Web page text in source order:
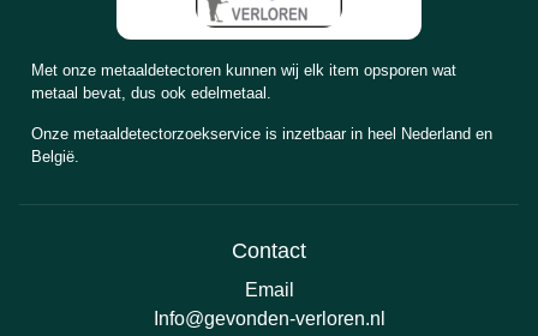
Met onze metaaldetectoren kunnen wij elk item opsporen wat
metaal bevat, dus ook edelmetaal.
Onze metaaldetectorzoekservice is inzetbaar in heel Nederland en
België.
Contact
Email
Info@gevonden-verloren.nl